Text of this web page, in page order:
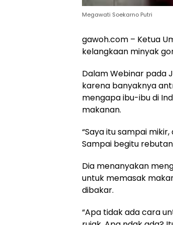
Megawati Soekarno Putri
gawoh.com – Ketua
kelangkaan minyak
Dalam Webinar pada
karena banyaknya
mengapa ibu-ibu di
makanan.
“Saya itu sampai
Sampai begitu
Dia menanyakan
untuk memasak
dibakar.
“Apa tidak ada cara